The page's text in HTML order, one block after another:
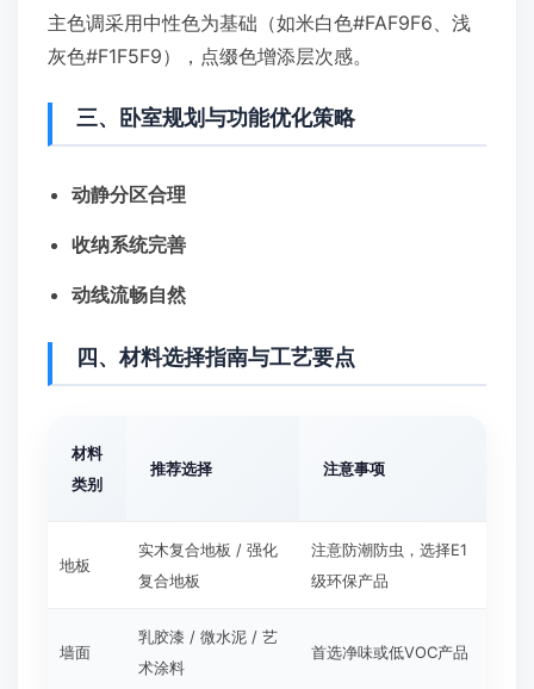
主色调采用中性色为基础（如米白色#FAF9F6、浅
灰色#F1F5F9），点缀色增添层次感。
三、卧室规划与功能优化策略
动静分区合理
收纳系统完善
动线流畅自然
四、材料选择指南与工艺要点
材料
类别
推荐选择 注意事项
地板
实木复合地板 / 强化
复合地板
注意防潮防虫，选择E1
级环保产品
墙面
乳胶漆 / 微水泥 / 艺
术涂料
首选净味或低VOC产品